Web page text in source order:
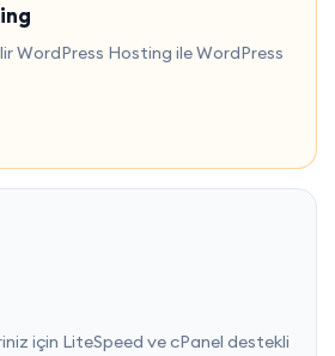
WordPress Hosting ile WordPress
için LiteSpeed ve cPanel destekli